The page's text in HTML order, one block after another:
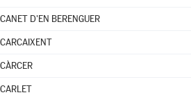
CANET D'EN BERENGUER
CARCAIXENT
CÀRCER
CARLET